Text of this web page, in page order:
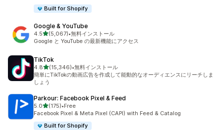
Built for Shopify
Google & YouTube
4.55つ星中
(5,067)
合計レビュー数：5067件
•無料インストール
Google と YouTube の最新機能にアクセス
TikTok
4.85つ星中
(15,346)
合計レビュー数：15346件
•無料インストール
簡単にTikTokの動画広告を作成して能動的なオーディエンスにリーチしま
しょう
Parkour: Facebook Pixel & Feed
5.05つ星中
(175)
合計レビュー数：175件
•Free
Facebook Pixel & Meta Pixel (CAPI) with Feed & Catalog
Built for Shopify